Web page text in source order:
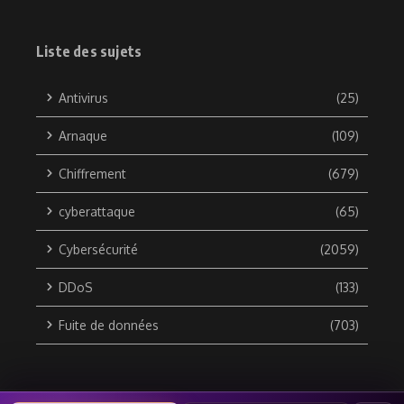
Liste des sujets
Antivirus (25)
Arnaque (109)
Chiffrement (679)
cyberattaque (65)
Cybersécurité (2059)
DDoS (133)
Fuite de données (703)